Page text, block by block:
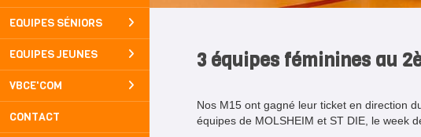
EQUIPES SÉNIORS
EQUIPES JEUNES
VBCE'COM
CONTACT
3 équipes féminines au
Nos M15 ont gagné leur ticket en direction
équipes de MOLSHEIM et ST DIE, le week